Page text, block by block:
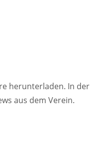
herunterladen. In der
aus dem Verein.